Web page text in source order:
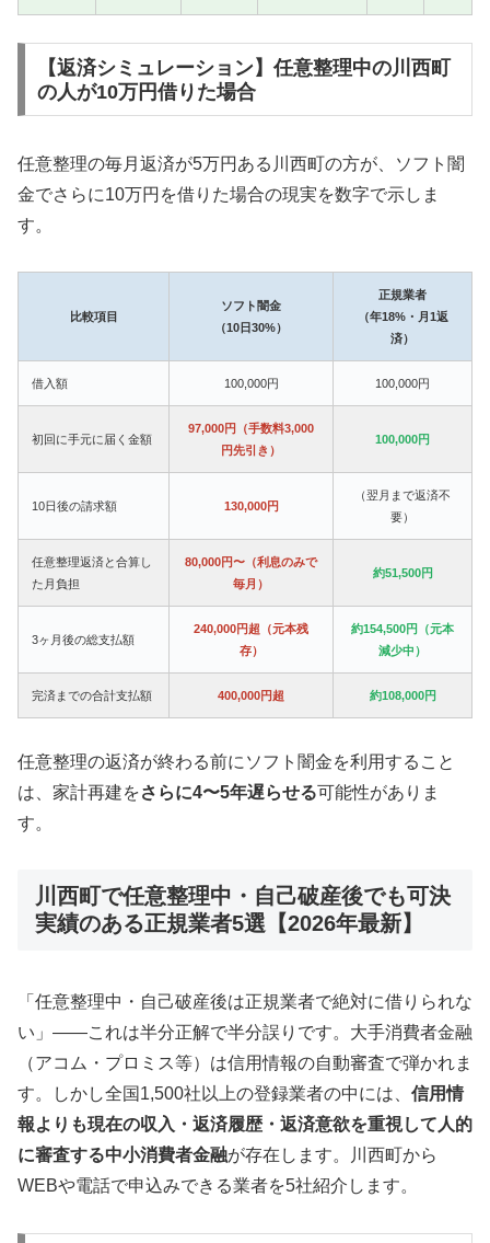
【返済シミュレーション】任意整理中の川西町
の人が10万円借りた場合
任意整理の毎月返済が5万円ある川西町の方が、ソフト闇
金でさらに10万円を借りた場合の現実を数字で示しま
す。
比較項目
ソフト闇金
（10日30%）
正規業者
（年18%・月1返
済）
借入額 100,000円 100,000円
初回に手元に届く金額
97,000円（手数料3,000
円先引き）
100,000円
10日後の請求額 130,000円
（翌月まで返済不
要）
任意整理返済と合算し
た月負担
80,000円〜（利息のみで
毎月）
約51,500円
3ヶ月後の総支払額
240,000円超（元本残
存）
約154,500円（元本
減少中）
完済までの合計支払額 400,000円超 約108,000円
任意整理の返済が終わる前にソフト闇金を利用すること
は、家計再建をさらに4〜5年遅らせる可能性がありま
す。
川西町で任意整理中・自己破産後でも可決
実績のある正規業者5選【2026年最新】
「任意整理中・自己破産後は正規業者で絶対に借りられな
い」——これは半分正解で半分誤りです。大手消費者金融
（アコム・プロミス等）は信用情報の自動審査で弾かれま
す。しかし全国1,500社以上の登録業者の中には、 信用情
報よりも現在の収入・返済履歴・返済意欲を重視して人的
に審査する中小消費者金融が存在します。川西町から
WEBや電話で申込みできる業者を5社紹介します。